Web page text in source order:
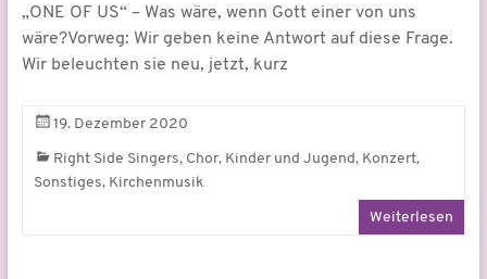
„ONE OF US“ – Was wäre, wenn Gott einer von uns
wäre?Vorweg: Wir geben keine Antwort auf diese Frage.
Wir beleuchten sie neu, jetzt, kurz
19. Dezember 2020
Right Side Singers, Chor, Kinder und Jugend, Konzert,
Sonstiges, Kirchenmusik
Weiterlesen